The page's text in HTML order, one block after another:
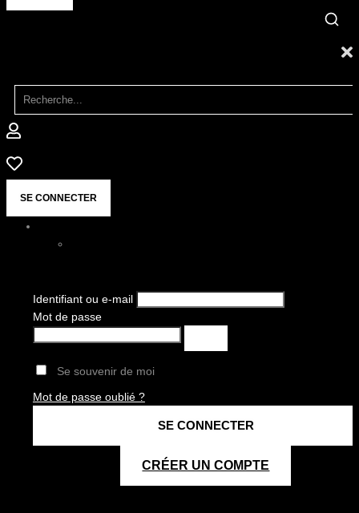
SE CONNECTER
Identifiant ou e-mail
Mot de passe
Se souvenir de moi
Mot de passe oublié ?
CRÉER UN COMPTE